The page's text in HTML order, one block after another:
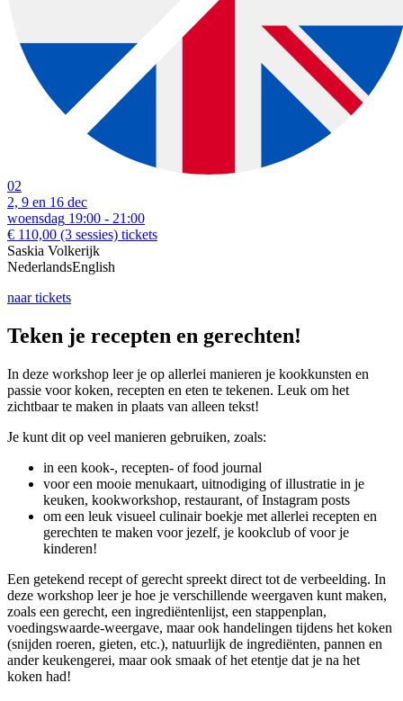
02
2, 9 en 16 dec
woensdag 19:00 - 21:00
€ 110,00 (3 sessies) tickets
Saskia Volkerijk
NederlandsEnglish
naar tickets
Teken je recepten en gerechten!
In deze workshop leer je op allerlei manieren je kookkunsten en
passie voor koken, recepten en eten te tekenen. Leuk om het
zichtbaar te maken in plaats van alleen tekst!
Je kunt dit op veel manieren gebruiken, zoals:
in een kook-, recepten- of food journal
voor een mooie menukaart, uitnodiging of illustratie in je
keuken, kookworkshop, restaurant, of Instagram posts
om een leuk visueel culinair boekje met allerlei recepten en
gerechten te maken voor jezelf, je kookclub of voor je
kinderen!
Een getekend recept of gerecht spreekt direct tot de verbeelding. In
deze workshop leer je hoe je verschillende weergaven kunt maken,
zoals een gerecht, een ingrediëntenlijst, een stappenplan,
voedingswaarde-weergave, maar ook handelingen tijdens het koken
(snijden roeren, gieten, etc.), natuurlijk de ingrediënten, pannen en
ander keukengerei, maar ook smaak of het etentje dat je na het
koken had!